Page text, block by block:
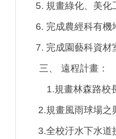
5. 規畫綠化、美化
6. 完成農經科有機
7. 完成園藝科資材
三、
遠程計畫：
1.規畫林森路校
2.規畫風雨球場之
3.全校汙水下水道